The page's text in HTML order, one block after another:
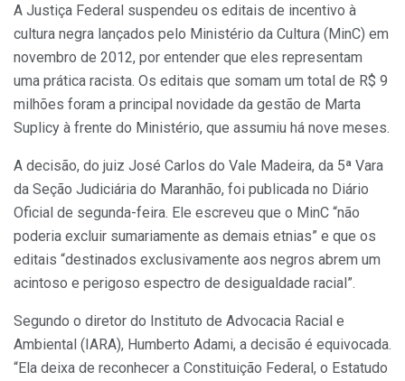
A Justiça Federal suspendeu os editais de incentivo à
cultura negra lançados pelo Ministério da Cultura (MinC) em
novembro de 2012, por entender que eles representam
uma prática racista. Os editais que somam um total de R$ 9
milhões foram a principal novidade da gestão de Marta
Suplicy à frente do Ministério, que assumiu há nove meses.
A decisão, do juiz José Carlos do Vale Madeira, da 5ª Vara
da Seção Judiciária do Maranhão, foi publicada no Diário
Oficial de segunda-feira. Ele escreveu que o MinC “não
poderia excluir sumariamente as demais etnias” e que os
editais “destinados exclusivamente aos negros abrem um
acintoso e perigoso espectro de desigualdade racial”.
Segundo o diretor do Instituto de Advocacia Racial e
Ambiental (IARA), Humberto Adami, a decisão é equivocada.
“Ela deixa de reconhecer a Constituição Federal, o Estatudo